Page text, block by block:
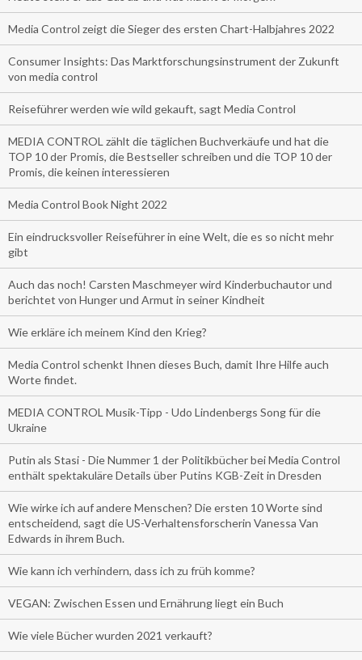
Media Control zeigt die Sieger des ersten Chart-Halbjahres 2022
Consumer Insights: Das Marktforschungsinstrument der Zukunft
von media control
Reiseführer werden wie wild gekauft, sagt Media Control
MEDIA CONTROL zählt die täglichen Buchverkäufe und hat die
TOP 10 der Promis, die Bestseller schreiben und die TOP 10 der
Promis, die keinen interessieren
Media Control Book Night 2022
Ein eindrucksvoller Reiseführer in eine Welt, die es so nicht mehr
gibt
Auch das noch! Carsten Maschmeyer wird Kinderbuchautor und
berichtet von Hunger und Armut in seiner Kindheit
Wie erkläre ich meinem Kind den Krieg?
Media Control schenkt Ihnen dieses Buch, damit Ihre Hilfe auch
Worte findet.
MEDIA CONTROL Musik-Tipp - Udo Lindenbergs Song für die
Ukraine
Putin als Stasi - Die Nummer 1 der Politikbücher bei Media Control
enthält spektakuläre Details über Putins KGB-Zeit in Dresden
Wie wirke ich auf andere Menschen? Die ersten 10 Worte sind
entscheidend, sagt die US-Verhaltensforscherin Vanessa Van
Edwards in ihrem Buch.
Wie kann ich verhindern, dass ich zu früh komme?
VEGAN: Zwischen Essen und Ernährung liegt ein Buch
Wie viele Bücher wurden 2021 verkauft?